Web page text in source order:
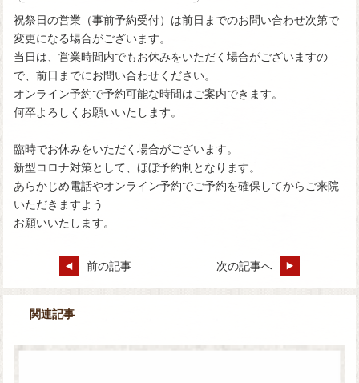
祝祭日の営業（事前予約受付）は前日までのお問い合わせ次第で
変更になる場合がございます。
当日は、営業時間内でもお休みをいただく場合がございますの
で、前日までにお問い合わせください。
オンライン予約で予約可能な時間はご案内できます。
何卒よろしくお願いいたします。
臨時でお休みをいただく場合がございます。
新型コロナ対策として、ほぼ予約制となります。
あらかじめ電話やオンライン予約でご予約を確保してからご来院
いただきますよう
お願いいたします。
前の記事 次の記事へ
関連記事